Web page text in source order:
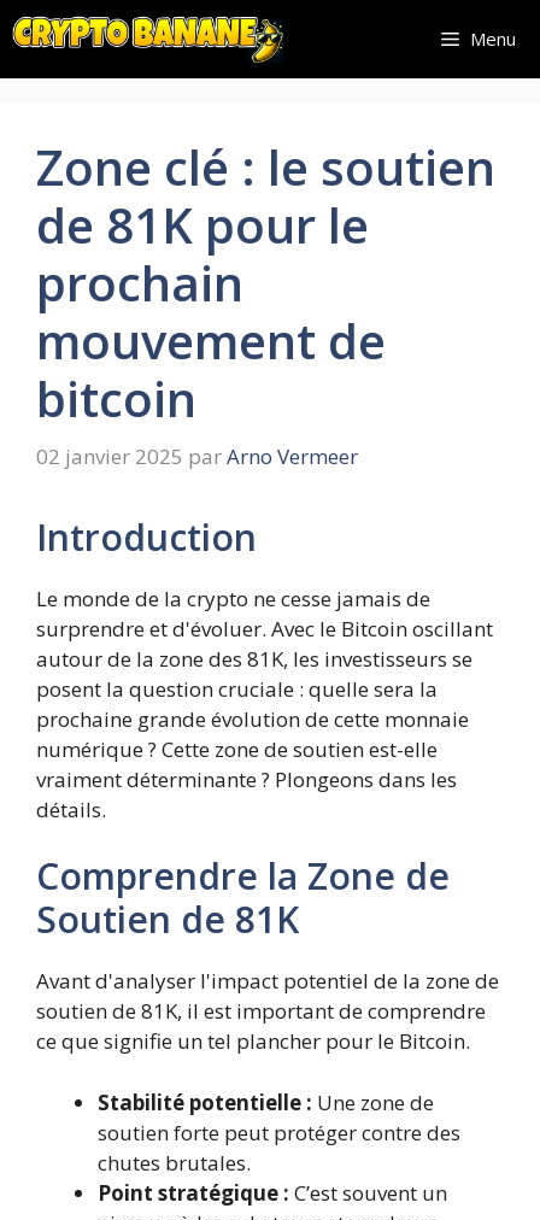
Aller
au
contenu
Menu
Zone clé : le soutien
de 81K pour le
prochain
mouvement de
bitcoin
02 janvier 2025 parArno Vermeer
Introduction
Le monde de la crypto ne cesse jamais de
surprendre et d'évoluer. Avec le Bitcoin oscillant
autour de la zone des 81K, les investisseurs se
posent la question cruciale : quelle sera la
prochaine grande évolution de cette monnaie
numérique ? Cette zone de soutien est-elle
vraiment déterminante ? Plongeons dans les
détails.
Comprendre la Zone de
Soutien de 81K
Avant d'analyser l'impact potentiel de la zone de
soutien de 81K, il est important de comprendre
ce que signifie un tel plancher pour le Bitcoin.
Stabilité potentielle : Une zone de
soutien forte peut protéger contre des
chutes brutales.
Point stratégique : C’est souvent un